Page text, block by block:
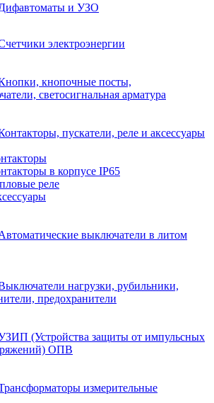
и УЗО
электроэнергии
кнопочные посты,
светосигнальная арматура
пускатели, реле и аксессуары
в корпусе IP65
реле
выключатели в литом
нагрузки, рубильники,
предохранители
(Устройства защиты от импульсных
ОПВ
измерительные